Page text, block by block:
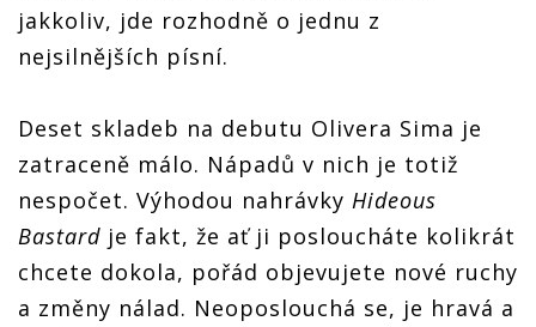
jakkoliv, jde rozhodně o jednu z
nejsilnějších písní.
Deset skladeb na debutu Olivera Sima je
zatraceně málo. Nápadů v nich je totiž
nespočet. Výhodou nahrávky Hideous
Bastard je fakt, že ať ji posloucháte kolikrát
chcete dokola, pořád objevujete nové ruchy
a změny nálad. Neoposlouchá se, je hravá a